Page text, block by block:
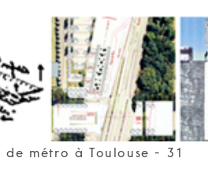
de métro à Toulouse - 31